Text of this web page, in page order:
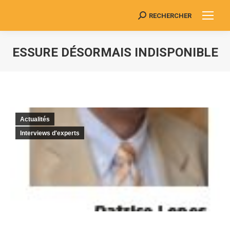
Search:
RECHERCHER
ESSURE DÉSORMAIS INDISPONIBLE
Actualités
Interviews d'experts